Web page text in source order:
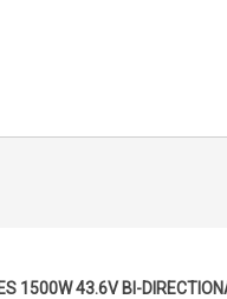
1500W 43.6V BI-